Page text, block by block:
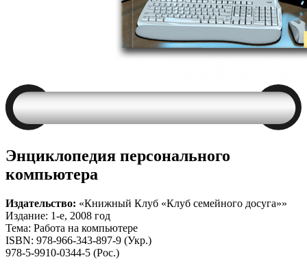
Энциклопедия персонального
компьютера
Издательство: «Книжный Клуб «Клуб семейного досуга»»
Издание: 1-е, 2008 год
Тема: Работа на компьютере
ISBN: 978-966-343-897-9 (Укр.)
978-5-9910-0344-5 (Рос.)